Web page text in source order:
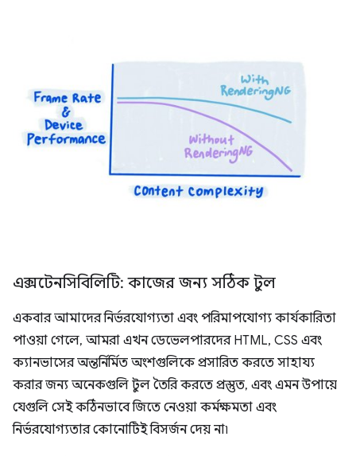
এক্সটেনসিবিলিটি: কাজের জন্য সঠিক টুল
একবার আমাদের নির্ভরযোগ্যতা এবং পরিমাপযোগ্য কার্যকারিতা
পাওয়া গেলে, আমরা এখন ডেভেলপারদের HTML, CSS এবং
ক্যানভাসের অন্তর্নির্মিত অংশগুলিকে প্রসারিত করতে সাহায্য
করার জন্য অনেকগুলি টুল তৈরি করতে প্রস্তুত, এবং এমন উপায়ে
যেগুলি সেই কঠিনভাবে জিতে নেওয়া কর্মক্ষমতা এবং
নির্ভরযোগ্যতার কোনোটিই বিসর্জন দেয় না৷